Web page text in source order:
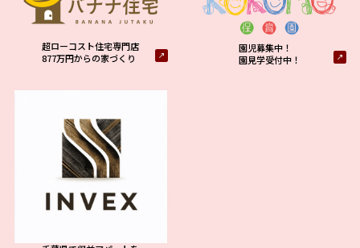
超ローコスト住宅専門店
877万円からの家づくり
園児募集中！
園見学受付中！